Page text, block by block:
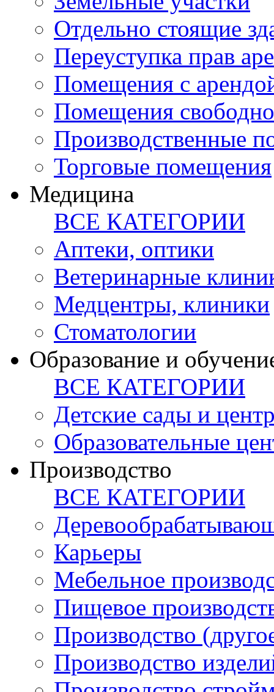
Отдельно стоящие
Переуступка прав
Помещения с
Помещения
Производственные
Торговые помещения
Медицина
ВСЕ КАТЕГОРИИ
Аптеки, оптики
Ветеринарные
Медцентры, клиники
Стоматологии
Образование и
ВСЕ КАТЕГОРИИ
Детские сады и
Образовательные
Производство
ВСЕ КАТЕГОРИИ
Карьеры
Мебельное
Пищевое
Производство
Производство